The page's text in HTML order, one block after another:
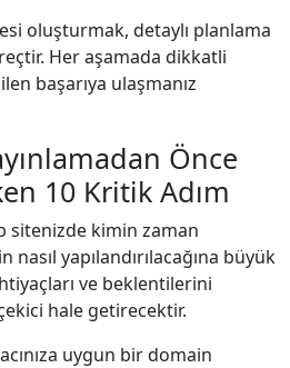
oluşturmak, detaylı planlama
Her aşamada dikkatli
başarıya ulaşmanız
Önce
10 Kritik Adım
sitenizde kimin zaman
yapılandırılacağına büyük
ve beklentilerini
hale getirecektir.
uygun bir domain